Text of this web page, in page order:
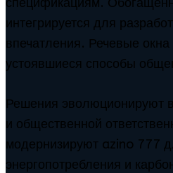
интегрируется для
впечатления. Речевые
устоявшиеся способы
Решения эволюционируют
и общественной
модернизируют azino 777
энергопотребления и